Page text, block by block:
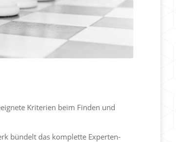
Kriterien beim Finden und
bündelt das komplette Experten-